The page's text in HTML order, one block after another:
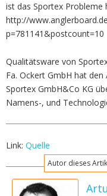
ist das Sportex Probleme
http://
p=781141&postcount=10
Qualitätsware von
Fa. Ockert GmbH hat
Sportex GmbH&Co KG
Namens-, und
Link: Quelle
Autor dieses